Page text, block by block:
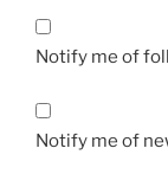
Notify me of
Notify me of